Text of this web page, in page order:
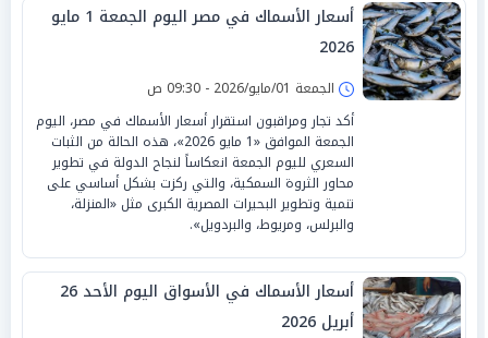
أسعار الأسماك في مصر اليوم الجمعة 1 مايو
2026
الجمعة 01/مايو/2026 - 09:30 ص
أكد تجار ومراقبون استقرار أسعار الأسماك في مصر، اليوم
الجمعة الموافق «1 مايو 2026»، هذه الحالة من الثبات
السعري لليوم الجمعة انعكاساً لنجاح الدولة في تطوير
محاور الثروة السمكية، والتي ركزت بشكل أساسي على
تنمية وتطوير البحيرات المصرية الكبرى مثل «المنزلة،
والبرلس، ومريوط، والبردويل».
أسعار الأسماك في الأسواق اليوم الأحد 26
أبريل 2026